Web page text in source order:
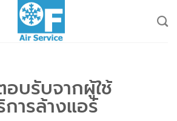
บรับจากผู้ใช้
ารล้างแอร์